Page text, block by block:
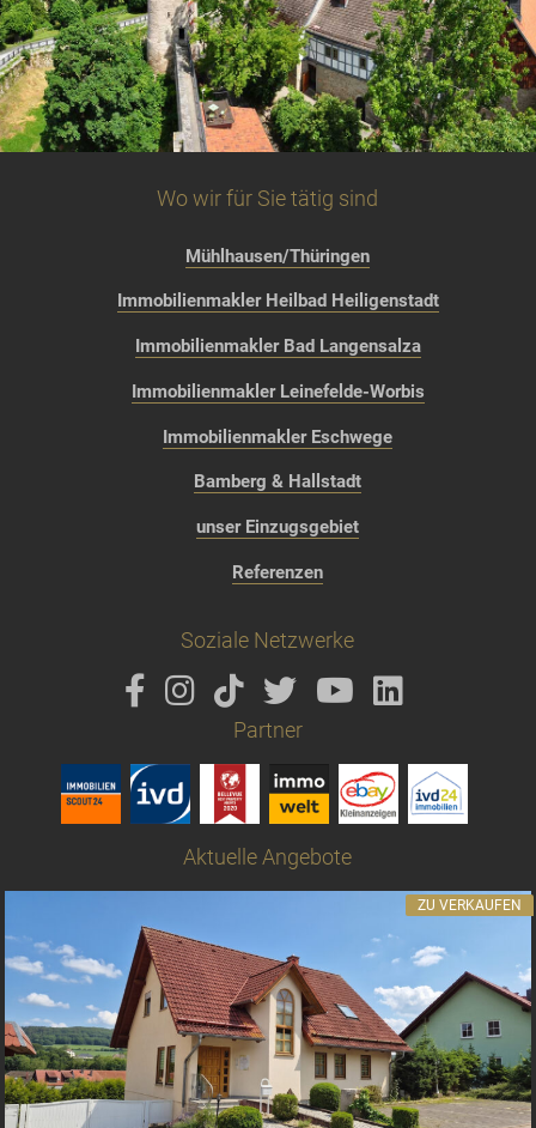
Wo wir für Sie tätig sind
Mühlhausen/Thüringen
Immobilienmakler Heilbad Heiligenstadt
Immobilienmakler Bad Langensalza
Immobilienmakler Leinefelde-Worbis
Immobilienmakler Eschwege
Bamberg & Hallstadt
unser Einzugsgebiet
Referenzen
Soziale Netzwerke
Partner
Aktuelle Angebote
ZU VERKAUFEN